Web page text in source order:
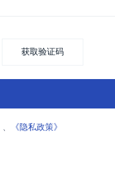
获取验证码
、 《隐私政策》